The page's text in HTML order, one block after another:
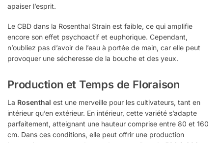
apaiser l’esprit.
Le CBD dans la Rosenthal Strain est faible, ce qui amplifie
encore son effet psychoactif et euphorique. Cependant,
n’oubliez pas d’avoir de l’eau à portée de main, car elle peut
provoquer une sécheresse de la bouche et des yeux.
Production et Temps de Floraison
La Rosenthal est une merveille pour les cultivateurs, tant en
intérieur qu’en extérieur. En intérieur, cette variété s’adapte
parfaitement, atteignant une hauteur comprise entre 80 et 160
cm. Dans ces conditions, elle peut offrir une production